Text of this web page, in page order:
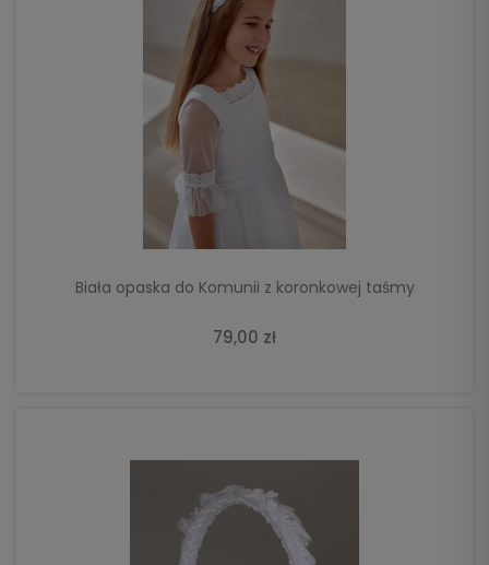
Biała opaska do Komunii z koronkowej taśmy
79,00 zł
DO KOSZYKA